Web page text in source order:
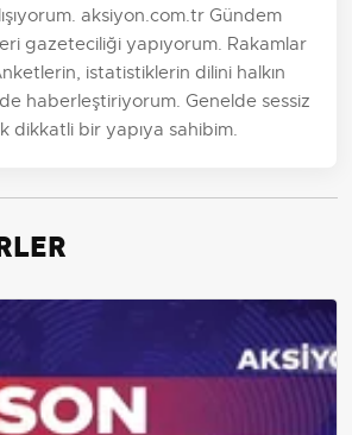
aksiyon.com.tr Gündem
gazeteciliği yapıyorum. Rakamlar
istatistiklerin dilini halkın
haberleştiriyorum. Genelde sessiz
dikkatli bir yapıya sahibim.